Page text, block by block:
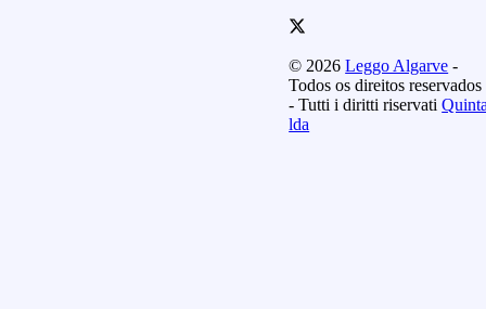
© 2026Leggo Algarve -
Todos os direitos reservados
- Tutti i diritti riservati
lda